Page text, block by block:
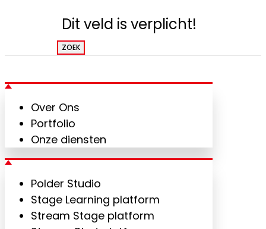
Dit veld is verplicht!
ZOEK
Over Ons
Portfolio
Onze diensten
Polder Studio
Stage Learning platform
Stream Stage platform